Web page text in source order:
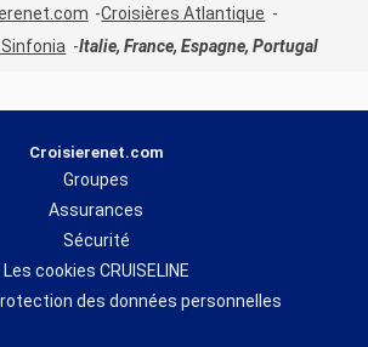
Croisières Atlantique
Sinfonia Italie, France, Espagne, Portugal
Croisierenet.com
Groupes
Assurances
Sécurité
Les cookies CRUISELINE
des données personnelles